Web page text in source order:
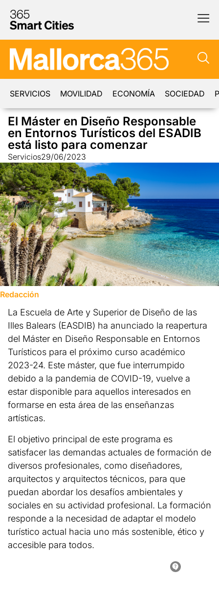
SERVICIOS MOVILIDAD ECONOMÍA SOCIEDAD
El Máster en Diseño Responsable
en Entornos Turísticos del ESADIB
está listo para comenzar
Servicios29/06/2023
Redacción
La Escuela de Arte y Superior de Diseño de las
Illes Balears (EASDIB) ha anunciado la reapertura
del Máster en Diseño Responsable en Entornos
Turísticos para el próximo curso académico
2023-24. Este máster, que fue interrumpido
debido a la pandemia de COVID-19, vuelve a
estar disponible para aquellos interesados en
formarse en esta área de las enseñanzas
artísticas.
El objetivo principal de este programa es
satisfacer las demandas actuales de formación de
diversos profesionales, como diseñadores,
arquitectos y arquitectos técnicos, para que
puedan abordar los desafíos ambientales y
sociales en su actividad profesional. La formación
responde a la necesidad de adaptar el modelo
turístico actual hacia uno más sostenible, ético y
accesible para todos.